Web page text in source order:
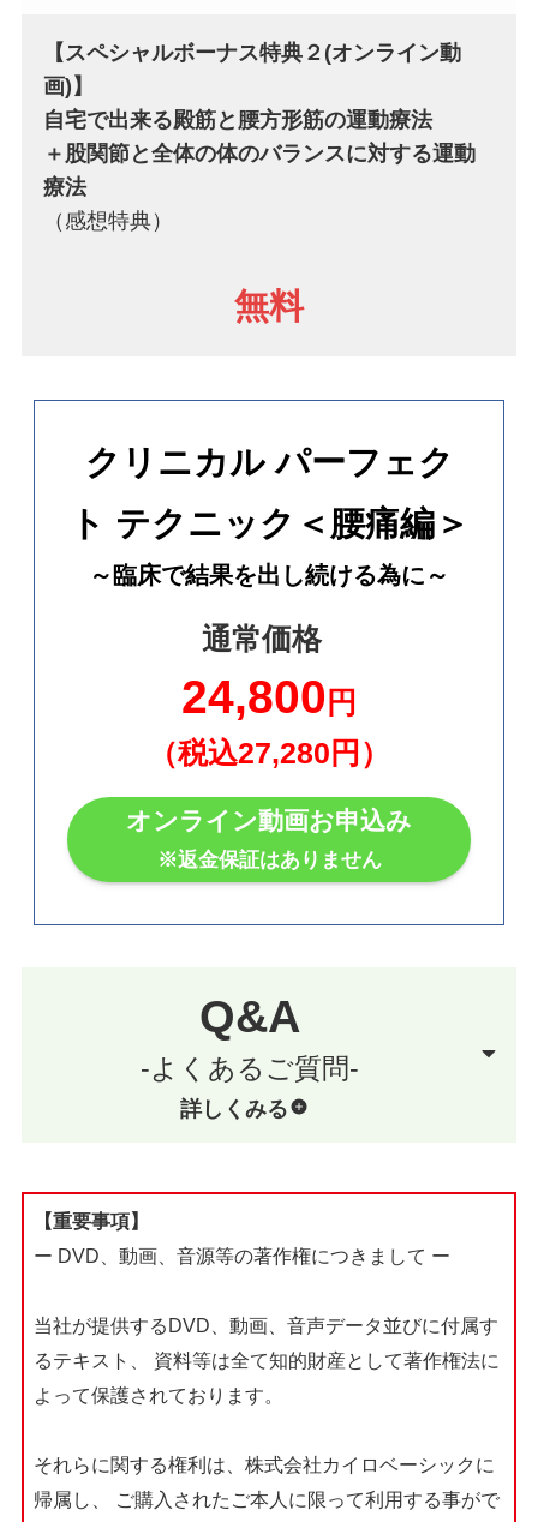
【スペシャルボーナス特典２(オンライン動
画)】
自宅で出来る殿筋と腰方形筋の運動療法
＋股関節と全体の体のバランスに対する運動
療法
（感想特典）
無料
クリニカル パーフェク
ト テクニック＜腰痛編＞
～臨床で結果を出し続ける為に～
通常価格
24,800 円
（税込27,280円）
オンライン動画お申込み
※返金保証はありません
Q&A
-よくあるご質問-
詳しくみる
【重要事項】
ー DVD、動画、音源等の著作権につきまして ー
当社が提供するDVD、動画、音声データ並びに付属す
るテキスト、
資料等は全て知的財産として著作権法に
よって保護されております。
それらに関する権利は、株式会社カイロベーシックに
帰属し、
ご購入されたご本人に限って利用する事がで